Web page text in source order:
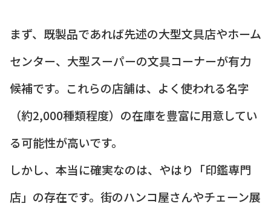
まず、既製品であれば先述の大型文具店やホーム
センター、大型スーパーの文具コーナーが有力
候補です。これらの店舗は、よく使われる名字
（約2,000種類程度）の在庫を豊富に用意してい
る可能性が高いです。
しかし、本当に確実なのは、やはり「印鑑専門
店」の存在です。街のハンコ屋さんやチェーン展